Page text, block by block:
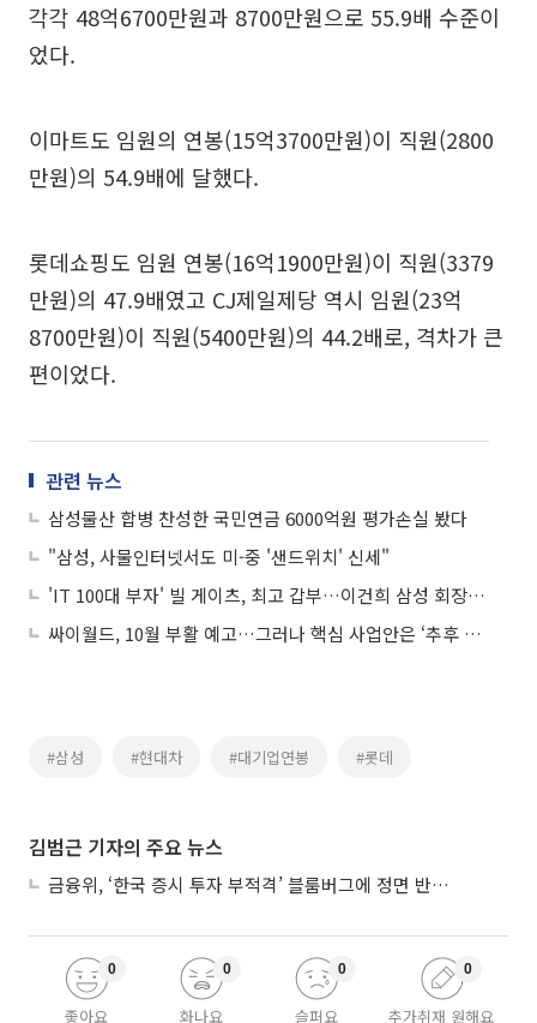
각각 48억6700만원과 8700만원으로 55.9배 수준이
었다.
이마트도 임원의 연봉(15억3700만원)이 직원(2800
만원)의 54.9배에 달했다.
롯데쇼핑도 임원 연봉(16억1900만원)이 직원(3379
만원)의 47.9배였고 CJ제일제당 역시 임원(23억
8700만원)이 직원(5400만원)의 44.2배로, 격차가 큰
편이었다.
관련 뉴스
삼성물산 합병 찬성한 국민연금 6000억원 평가손실 봤다
"삼성, 사물인터넷서도 미-중 '샌드위치' 신세"
'IT 100대 부자' 빌 게이츠, 최고 갑부…이건희 삼성 회장 19위
싸이월드, 10월 부활 예고…그러나 핵심 사업안은 ‘추후 공개’
#삼성 #현대차 #대기업연봉 #롯데
김범근 기자의 주요 뉴스
금융위, ‘한국 증시 투자 부적격’ 블룸버그에 정면 반박…“근거 불분명”
좋아요
0
화나요
0
슬퍼요
0
추가취재 원해요
0